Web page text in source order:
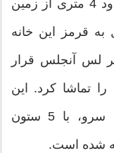
این خانه در بالای تپه و در ارتفاع حدود 4 متری از زمین
به قرمز این خانه
لس آنجلس قرار
تماشا کرد. این
سازه چوبی ساخته شده از درخت سرو، با 5 ستون
شده است.